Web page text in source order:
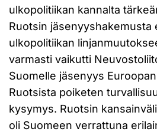
ulkopolitiikan kannalta
Ruotsin jäsenyyshakemusta
ulkopolitiikan
varmasti vaikutti
Suomelle jäsenyys
Ruotsista poiketen
kysymys. Ruotsin
oli Suomeen verrattuna